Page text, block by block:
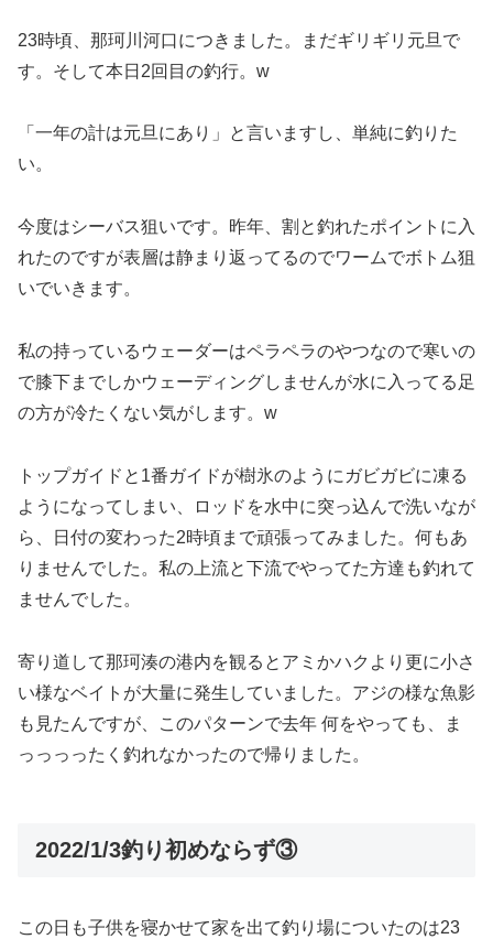
23時頃、那珂川河口につきました。まだギリギリ元旦で
す。そして本日2回目の釣行。w
「一年の計は元旦にあり」と言いますし、単純に釣りた
い。
今度はシーバス狙いです。昨年、割と釣れたポイントに入
れたのですが表層は静まり返ってるのでワームでボトム狙
いでいきます。
私の持っているウェーダーはペラペラのやつなので寒いの
で膝下までしかウェーディングしませんが水に入ってる足
の方が冷たくない気がします。w
トップガイドと1番ガイドが樹氷のようにガビガビに凍る
ようになってしまい、ロッドを水中に突っ込んで洗いなが
ら、日付の変わった2時頃まで頑張ってみました。何もあ
りませんでした。私の上流と下流でやってた方達も釣れて
ませんでした。
寄り道して那珂湊の港内を観るとアミかハクより更に小さ
い様なベイトが大量に発生していました。アジの様な魚影
も見たんですが、このパターンで去年 何をやっても、ま
っっっったく釣れなかったので帰りました。
2022/1/3釣り初めならず③
この日も子供を寝かせて家を出て釣り場についたのは23